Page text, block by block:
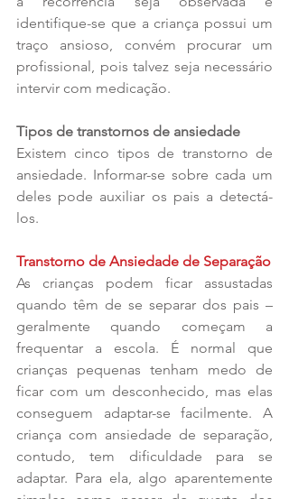
identifique-se que a criança possui um
traço ansioso, convém procurar um
profissional, pois talvez seja necessário
intervir com medicação.
Tipos de transtornos de ansiedade
Existem cinco tipos de transtorno de
ansiedade. Informar-se sobre cada um
deles pode auxiliar os pais a detectá-
los.
Transtorno de Ansiedade de Separação
As crianças podem ficar assustadas
quando têm de se separar dos pais –
geralmente quando começam a
frequentar a escola. É normal que
crianças pequenas tenham medo de
ficar com um desconhecido, mas elas
conseguem adaptar-se facilmente. A
criança com ansiedade de separação,
contudo, tem dificuldade para se
adaptar. Para ela, algo aparentemente